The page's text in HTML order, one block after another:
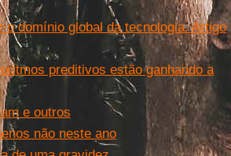
o domínio global da tecnologia. Artigo
preditivos estão ganhando a
e outros
não neste ano